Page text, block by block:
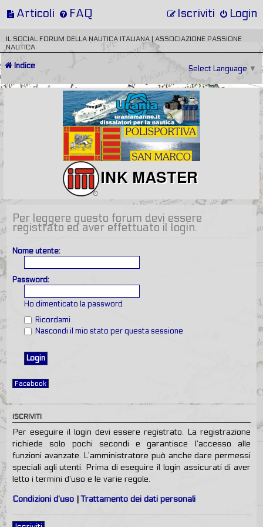
Articoli FAQ Login
Iscriviti
IL SOCIAL FORUM DELLA NAUTICA ITALIANA | ASSOCIAZIONE PASSIONE
NAUTICA
Indice Select Language ▼
Per leggere questo forum devi essere
registrato ed aver effettuato il login.
Nome utente:
Password:
Ho dimenticato la password
Ricordami
Nascondi il mio stato per questa sessione
Facebook
ISCRIVITI
Per eseguire il login devi essere registrato. La registrazione
richiede solo pochi secondi e garantisce l’accesso alle
funzioni avanzate. L’amministratore può anche dare permessi
speciali agli utenti. Prima di eseguire il login assicurati di aver
letto i termini d’uso e le varie regole.
Condizioni d’uso |Trattamento dei dati personali